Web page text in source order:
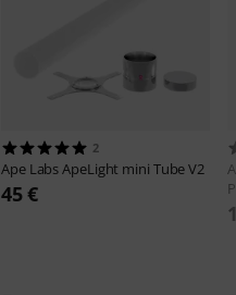
2
Ape LabsApeLight mini Tube V2
45 €